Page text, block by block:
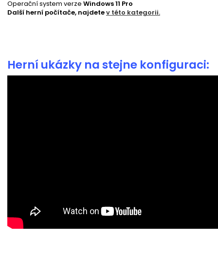
Operační system verze Windows 11 Pro
Další herní počítače, najdetev této kategorii.
Herní ukázky na stejne konfiguraci: